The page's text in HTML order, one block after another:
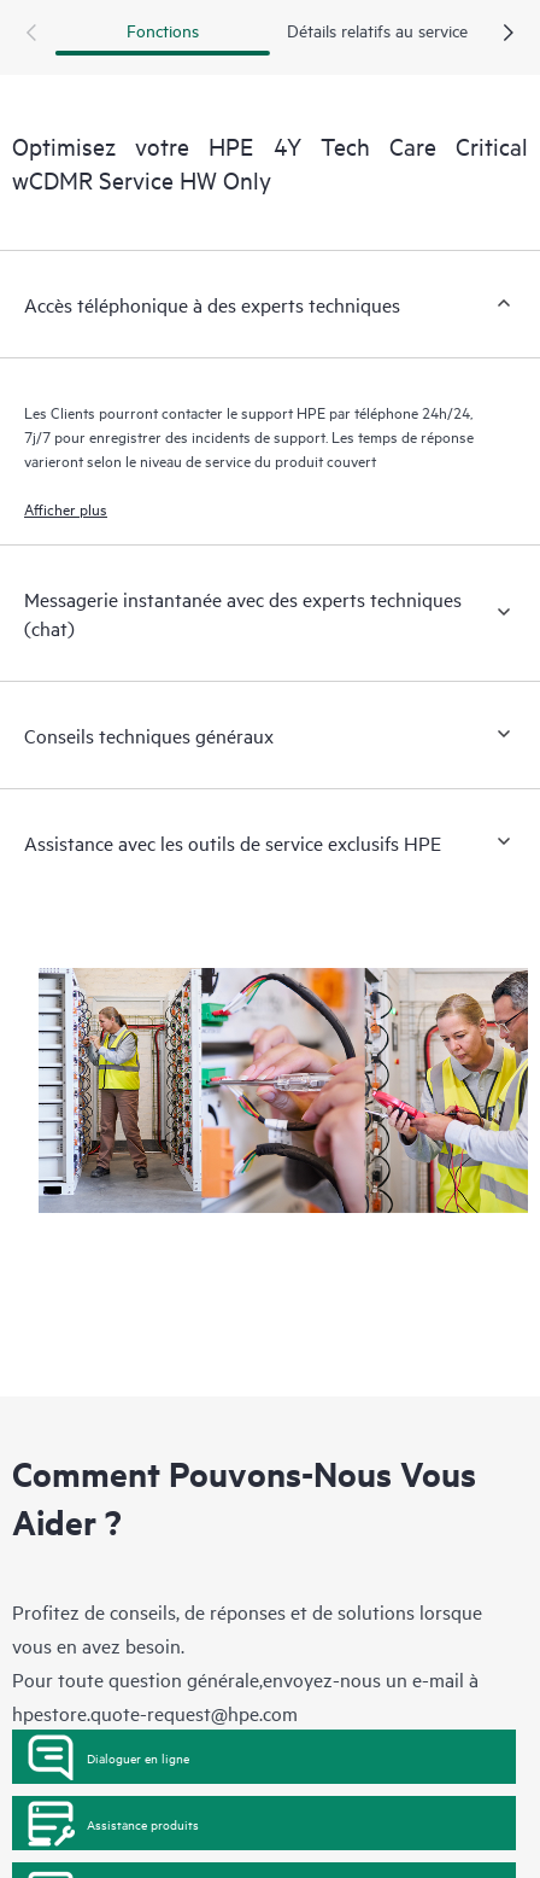
contrats de support couverts par le service HPE Tech Care. Les
Clients peuvent gérer plus facilement leurs actifs en identifiant
nouveaux outils en libre-service permettent aux Clients
d’effectuer certaines activités sans avoir à ouvrir un incident de
périphérie au cloud.
Fonctions Détails relatifs au service
Optimisez votre HPE 4Y Tech Care Critical
wCDMR Service HW Only
Accès téléphonique à des experts techniques
Les Clients pourront contacter le support HPE par téléphone 24h/24,
7j/7 pour enregistrer des incidents de support. Les temps de réponse
varieront selon le niveau de service du produit couvert
Afficher plus
Messagerie instantanée avec des experts techniques
(chat)
Conseils techniques généraux
Assistance avec les outils de service exclusifs HPE
Comment Pouvons-Nous Vous
Aider ?
Profitez de conseils, de réponses et de solutions lorsque
vous en avez besoin.
Pour toute question générale,envoyez-nous un e-mail à
hpestore.quote-request@hpe.com
Dialoguer en ligne
Assistance produits